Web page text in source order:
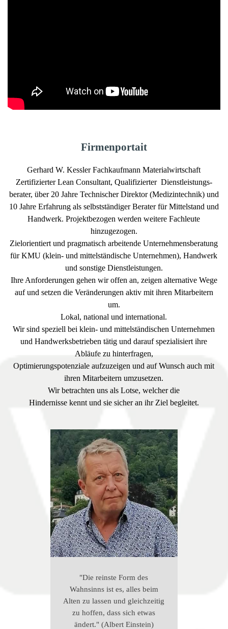
Firmenportait
Gerhard W. Kessler Fachkaufmann Materialwirtschaft
Zertifizierter Lean Consultant, Qualifizierter Dienstleistungs-
berater, über 20 Jahre Technischer Direktor (Medizintechnik) und
10 Jahre Erfahrung als selbstständiger Berater für Mittelstand und
Handwerk. Projektbezogen werden weitere Fachleute
hinzugezogen.
Zielorientiert und pragmatisch arbeitende Unternehmensberatung
für KMU (klein- und mittelständische Unternehmen), Handwerk
und sonstige Dienstleistungen.
Ihre Anforderungen gehen wir offen an, zeigen alternative Wege
auf und setzen die Veränderungen aktiv mit ihren Mitarbeitern
um.
Lokal, national und international.
Wir sind speziell bei klein- und mittelständischen Unternehmen
und Handwerksbetrieben tätig und darauf spezialisiert ihre
Abläufe zu hinterfragen,
Optimierungspotenziale aufzuzeigen und auf Wunsch auch mit
ihren Mitarbeitern umzusetzen.
Wir betrachten uns als Lotse, welcher die
Hindernisse kennt und sie sicher an ihr Ziel begleitet.
"Die reinste Form des
Wahnsinns ist es, alles beim
Alten zu lassen und gleichzeitig
zu hoffen, dass sich etwas
ändert." (Albert Einstein)